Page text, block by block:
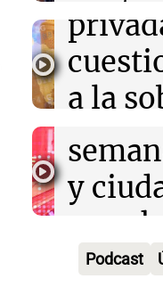
Panorama
Episodios
a la
digital
Panorama
Episodios
un fin
y
Audio.
Audio.
Podcast